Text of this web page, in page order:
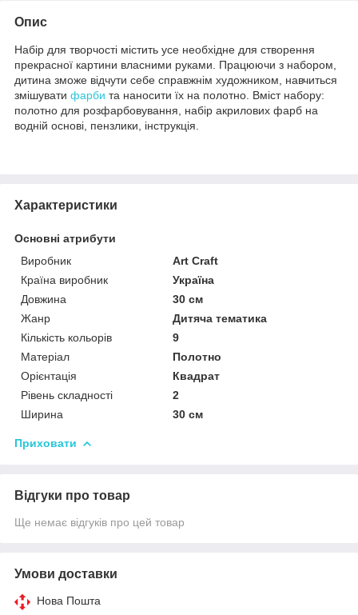
Опис
Набір для творчості містить усе необхідне для створення
прекрасної картини власними руками. Працюючи з набором,
дитина зможе відчути себе справжнім художником, навчиться
змішувати фарби та наносити їх на полотно. Вміст набору:
полотно для розфарбовування, набір акрилових фарб на
водній основі, пензлики, інструкція.
Характеристики
Основні атрибути
Виробник
Art Craft
Країна виробник
Україна
Довжина
30 см
Жанр
Дитяча тематика
Кількість кольорів
9
Матеріал
Полотно
Орієнтація
Квадрат
Рівень складності
2
Ширина
30 см
Приховати
Відгуки про товар
Ще немає відгуків про цей товар
Умови доставки
Нова Пошта